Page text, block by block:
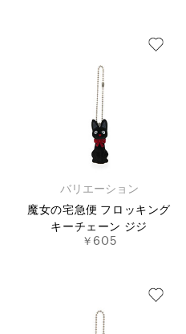
バリエーション
魔女の宅急便 フロッキング
キーチェーン ジジ
￥605